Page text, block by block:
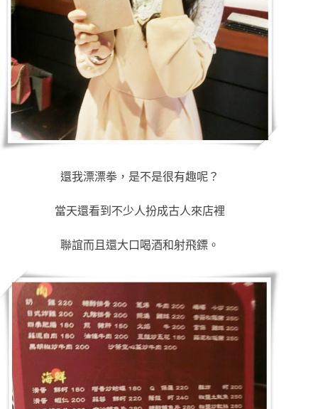
還我漂漂拳，是不是很有趣呢？
當天還看到不少人扮成古人來店裡
聯誼而且還大口喝酒和射飛鏢。